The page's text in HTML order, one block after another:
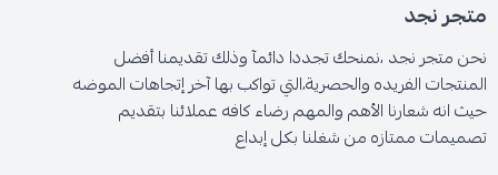
متجر نجد
نحن متجر نجد ،نمنحك تجددا دائمآ وذلك تقديمنا أفضل
المنتجات الفريده والحصرية،التي تواكب بها آخر إتجاهات الموضه
حيث انه شعارنا الأهم والمهم رضاء كافه عملائنا بتقديم
تصميمات ممتازه من شغلنا بكل إبداع